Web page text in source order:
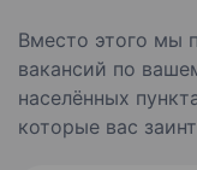
Вместо этого мы
вакансий по
населённых
которые вас